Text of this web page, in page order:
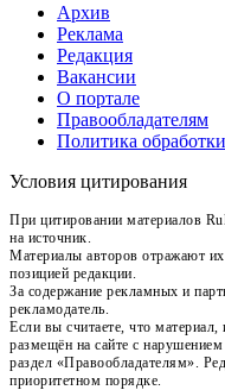
Архив
Реклама
Редакция
Вакансии
О портале
Правообладателям
Политика
Условия цитирования
При цитировании материалов
на источник.
Материалы авторов отражают
позицией редакции.
За содержание рекламных и
рекламодатель.
Если вы считаете, что
размещён на сайте с
раздел «Правообладателям».
приоритетном порядке.